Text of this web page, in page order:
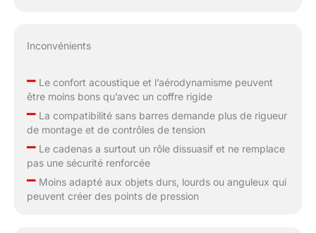
Inconvénients
–Le confort acoustique et l’aérodynamisme peuvent
être moins bons qu’avec un coffre rigide
–La compatibilité sans barres demande plus de rigueur
de montage et de contrôles de tension
–Le cadenas a surtout un rôle dissuasif et ne remplace
pas une sécurité renforcée
–Moins adapté aux objets durs, lourds ou anguleux qui
peuvent créer des points de pression